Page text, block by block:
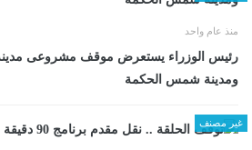
منذ عام واحد
رئيس الوزراء يستعرض موقف مشروعى
ومدينة شمس الحكمة
غير مصنف